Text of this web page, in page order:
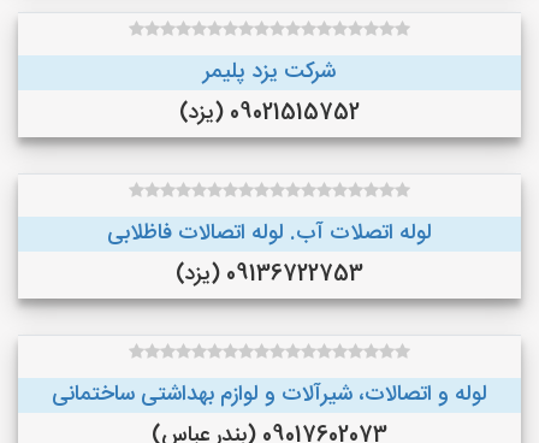
شرکت یزد پلیمر
09021515752 (یزد)
لوله اتصلات آب. لوله اتصالات فاظلابی
09136722753 (یزد)
لوله و اتصالات، شیرآلات و لوازم بهداشتی ساختمانی
09017602073 (بندر عباس)